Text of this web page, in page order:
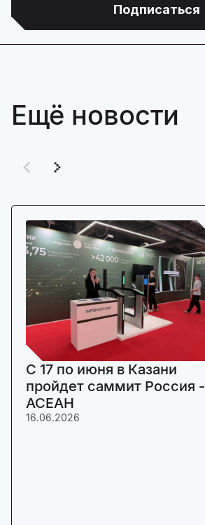
Подписаться
Ещё новости
C 17 по июня в Казани
пройдет саммит Россия -
АСЕАН
16.06.2026